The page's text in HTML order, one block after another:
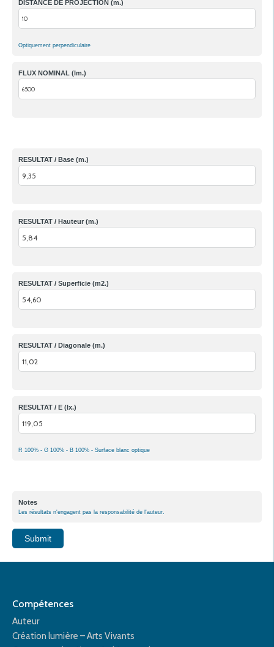
DISTANCE DE PROJECTION (m.)
Optiquement perpendiculaire
FLUX NOMINAL (lm.)
RESULTAT / Base (m.)
RESULTAT / Hauteur (m.)
RESULTAT / Superficie (m2.)
RESULTAT / Diagonale (m.)
RESULTAT / E (lx.)
R 100% - G 100% - B 100% - Surface blanc optique
Notes
Les résultats n'engagent pas la responsabilité de l'auteur.
Submit
Compétences
Auteur
Création lumière – Arts Vivants